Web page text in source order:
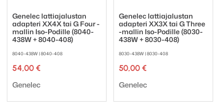
Genelec lattiajalustan
adapteri XX4X tai G Four -
mallin Iso-Podille (8040-
438W + 8040-408)
8040-438W | 8040-408
54,00 €
Tuotemerkki:
Genelec
Genelec lattiajalustan
adapteri XX3X tai G Three
-mallin Iso-Podille (8030-
438W + 8030-408)
8030-438W | 8030-408
50,00 €
Tuotemerkki:
Genelec